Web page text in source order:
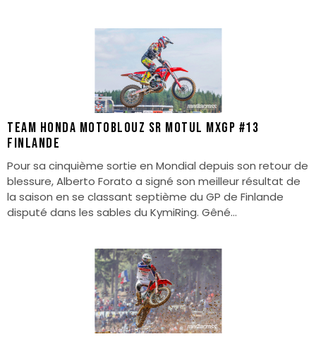
TEAM HONDA MOTOBLOUZ SR MOTUL MXGP #13
Finlande
Pour sa cinquième sortie en Mondial depuis son retour de
blessure, Alberto Forato a signé son meilleur résultat de
la saison en se classant septième du GP de Finlande
disputé dans les sables du KymiRing. Gêné...